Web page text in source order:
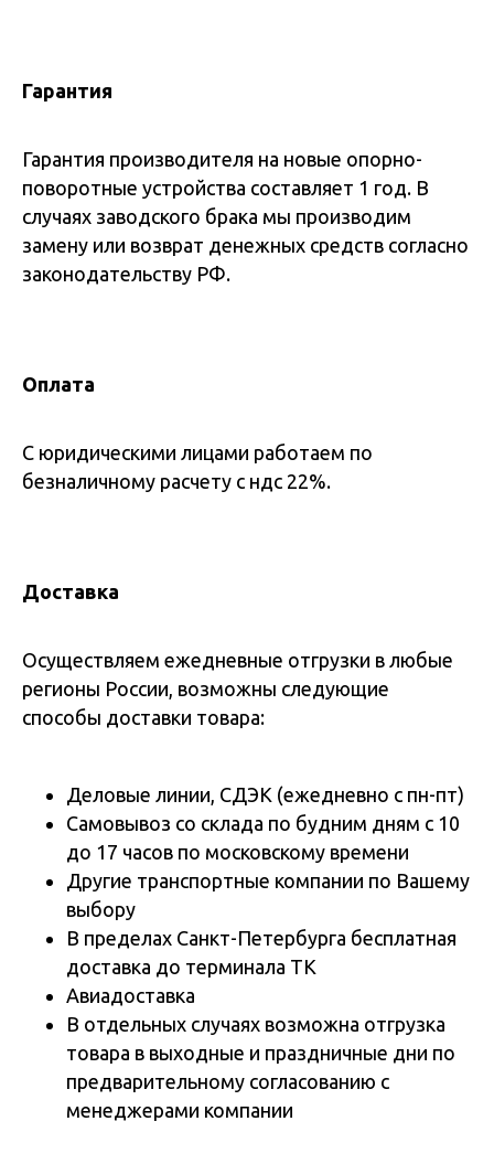
Гарантия
Гарантия производителя на новые опорно-
поворотные устройства составляет 1 год. В
случаях заводского брака мы производим
замену или возврат денежных средств согласно
законодательству РФ.
Оплата
С юридическими лицами работаем по
безналичному расчету с ндс 22%.
Доставка
Осуществляем ежедневные отгрузки в любые
регионы России, возможны следующие
способы доставки товара:
Деловые линии, СДЭК (ежедневно с пн-пт)
Самовывоз со склада по будним дням с 10
до 17 часов по московскому времени
Другие транспортные компании по Вашему
выбору
В пределах Санкт-Петербурга бесплатная
доставка до терминала ТК
Авиадоставка
В отдельных случаях возможна отгрузка
товара в выходные и праздничные дни по
предварительному согласованию с
менеджерами компании